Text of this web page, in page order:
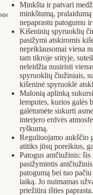
Minkšta ir patvari
minkštumą,
nepaprastu patogumu
Kišeninių spyruoklių
pasižymi atskiromis
nepriklausomai viena
tam tikroje srityje,
neleidžia nusiristi
spyruoklių čiužiniais,
kišeninė spyruoklė
Malonią aplinką
lemputes, kurios galės
galėtumėte sukurti
interjero erdvės
ryškumą.
Reguliuojamo aukščio
atitiks jūsų poreikius,
Patogus antčiužinis:
pasižymintis
patogumą bei tuo
laiką. Jo nuimamas
priežiūra išties paprasta.